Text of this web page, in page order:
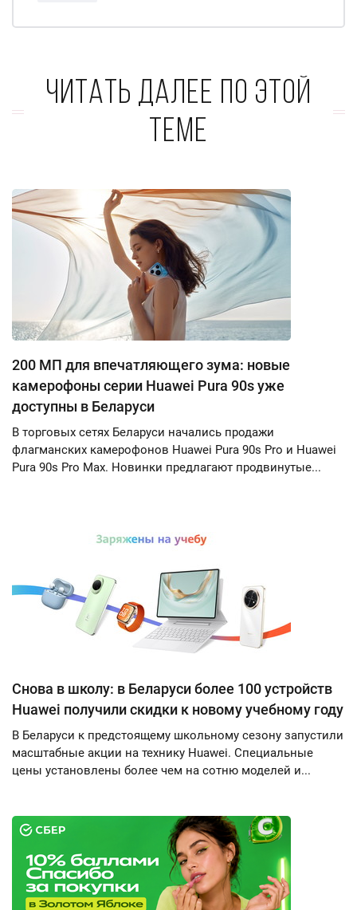
Читать далее по этой
теме
200 МП для впечатляющего зума: новые
камерофоны серии Huawei Pura 90s уже
доступны в Беларуси
В торговых сетях Беларуси начались продажи
флагманских камерофонов Huawei Pura 90s Pro и Huawei
Pura 90s Pro Max. Новинки предлагают продвинутые...
Снова в школу: в Беларуси более 100 устройств
Huawei получили скидки к новому учебному году
В Беларуси к предстоящему школьному сезону запустили
масштабные акции на технику Huawei. Специальные
цены установлены более чем на сотню моделей и...